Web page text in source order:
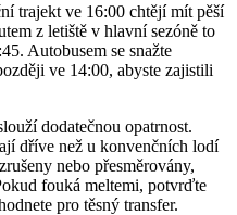
trajekt ve 16:00 chtějí mít pěší
z letiště v hlavní sezóně to
Autobusem se snažte
ve 14:00, abyste zajistili
dodatečnou opatrnost.
dříve než u konvenčních lodí
nebo přesměrovány,
fouká meltemi, potvrďte
pro těsný transfer.